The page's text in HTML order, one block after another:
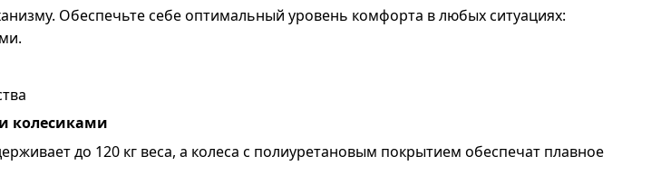
Обеспечьте себе оптимальный уровень комфорта в любых ситуациях:
колесиками
до 120 кг веса, а колеса с полиуретановым покрытием обеспечат плавное